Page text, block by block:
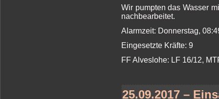
Wir pumpten das Wasser
nachbearbeitet.
Alarmzeit: Donnerstag,
Eingesetzte Kräfte: 9
FF Alveslohe: LF 16/12,
25.09.2017 –